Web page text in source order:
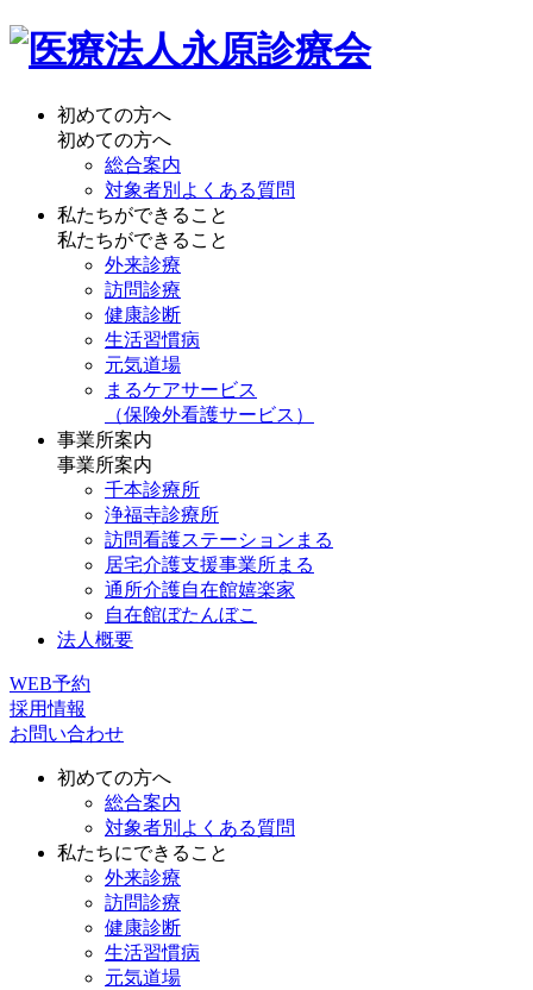
初めての方へ
初めての方へ
総合案内
対象者別よくある質問
私たちができること
私たちができること
外来診療
訪問診療
健康診断
生活習慣病
元気道場
まるケアサービス
（保険外看護サービス）
事業所案内
事業所案内
千本診療所
浄福寺診療所
訪問看護ステーションまる
居宅介護支援事業所まる
通所介護自在館嬉楽家
自在館ぼたんぼこ
法人概要
WEB予約
採用情報
お問い合わせ
初めての方へ
総合案内
対象者別よくある質問
私たちにできること
外来診療
訪問診療
健康診断
生活習慣病
元気道場